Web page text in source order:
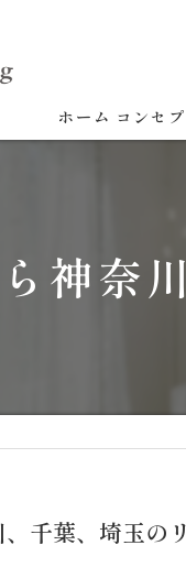
ホーム コンセプ
神奈
千葉、埼玉の